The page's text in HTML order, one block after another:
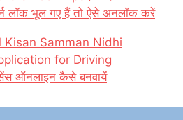
लॉक भूल गए हैं तो ऐसे अनलॉक करें
Samman Nidhi
for Driving
ऑनलाइन कैसे बनवायें